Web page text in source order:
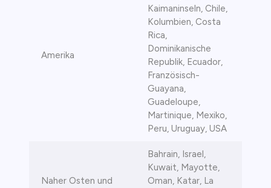
Amerika
Kaimaninseln, Chile,
Kolumbien, Costa
Rica,
Dominikanische
Republik, Ecuador,
Französisch-
Guayana,
Guadeloupe,
Martinique, Mexiko,
Peru, Uruguay, USA
Naher Osten und
Bahrain, Israel,
Kuwait, Mayotte,
Oman, Katar, La